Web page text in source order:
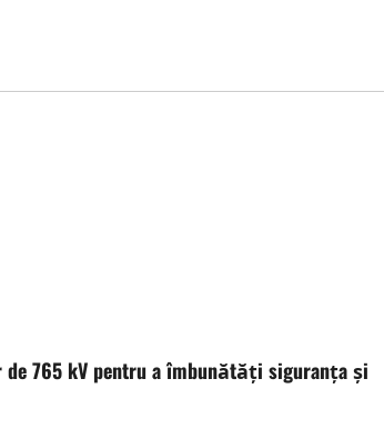
de 765 kV pentru a îmbunătăți siguranța și